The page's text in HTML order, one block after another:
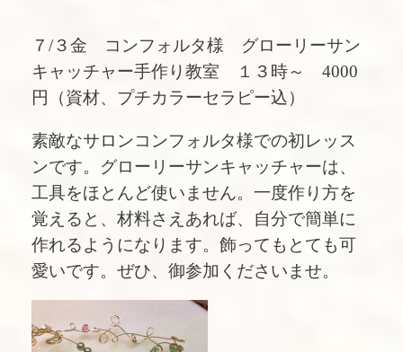
７/３金 コンフォルタ様 グローリーサン
キャッチャー手作り教室 １３時～ 4000
円（資材、プチカラーセラピー込）
素敵なサロンコンフォルタ様での初レッス
ンです。グローリーサンキャッチャーは、
工具をほとんど使いません。一度作り方を
覚えると、材料さえあれば、自分で簡単に
作れるようになります。飾ってもとても可
愛いです。ぜひ、御参加くださいませ。